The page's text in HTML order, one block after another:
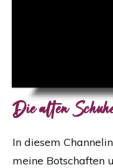
Die alten
In diesem
meine Botschaften